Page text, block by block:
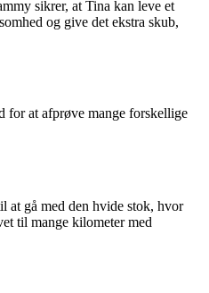
sikrer, at Tina kan leve et
og give det ekstra skub,
for at afprøve mange forskellige
at gå med den hvide stok, hvor
til mange kilometer med